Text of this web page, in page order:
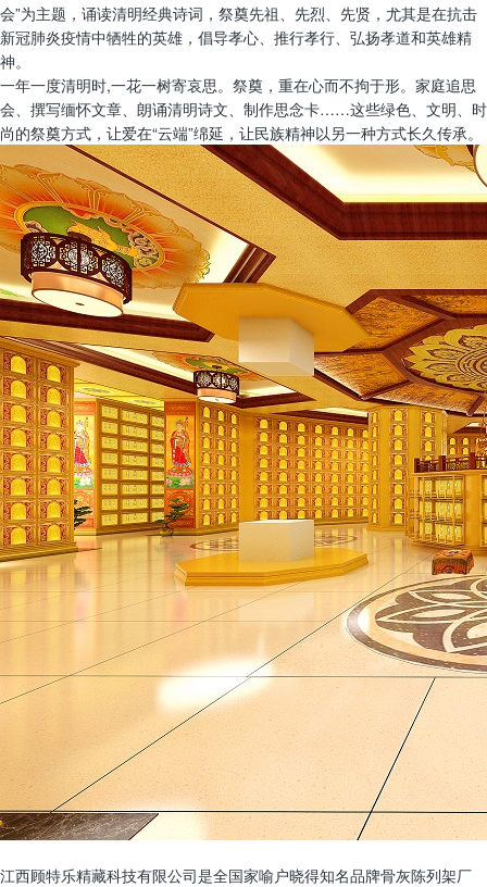
会”为主题，诵读清明经典诗词，祭奠先祖、先烈、先贤，尤其是在抗击
新冠肺炎疫情中牺牲的英雄，倡导孝心、推行孝行、弘扬孝道和英雄精
神。
一年一度清明时,一花一树寄哀思。祭奠，重在心而不拘于形。家庭追思
会、撰写缅怀文章、朗诵清明诗文、制作思念卡……这些绿色、文明、时
尚的祭奠方式，让爱在“云端”绵延，让民族精神以另一种方式长久传承。
江西顾特乐精藏科技有限公司是全国家喻户晓得知名品牌骨灰陈列架厂